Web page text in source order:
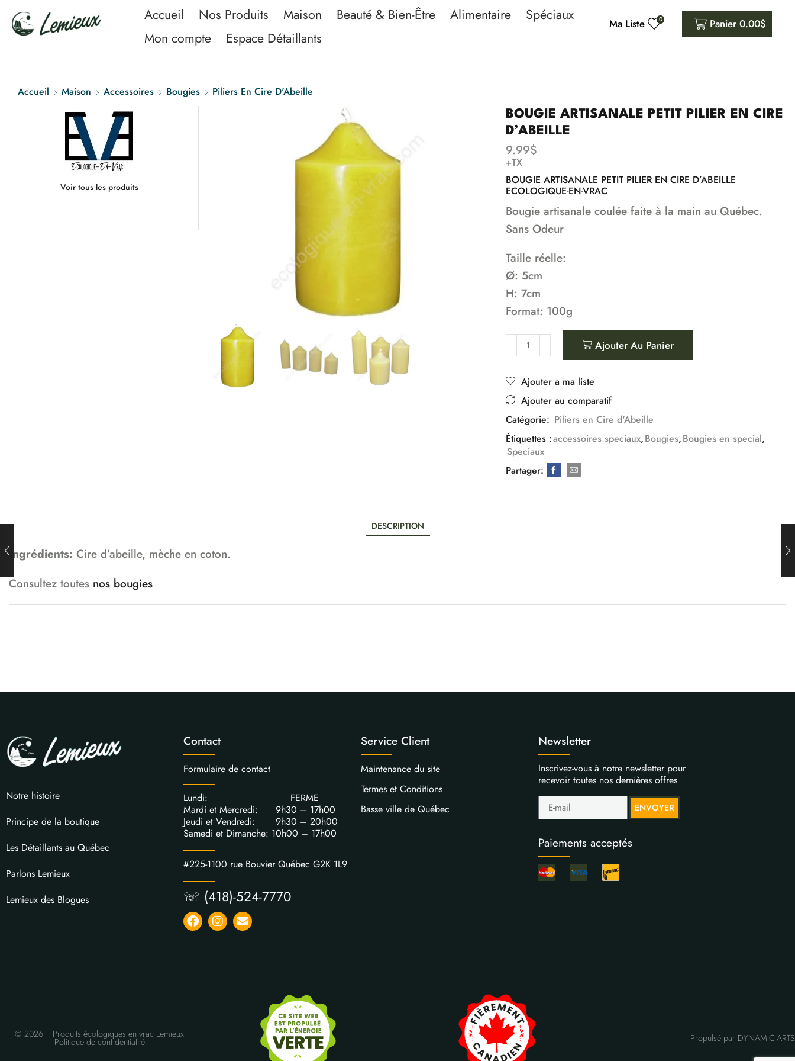
Accueil Nos Produits Maison Beauté & Bien-Être Alimentaire
Spéciaux
Mon compte
Espace Détaillants
Ma Liste 0 Panier 0.00$
Accueil Maison Accessoires Bougies Piliers En Cire D'Abeille
BOUGIE ARTISANALE PETIT PILIER EN CIRE
D’ABEILLE
9.99$
+TX
BOUGIE ARTISANALE PETIT PILIER EN CIRE D’ABEILLE
ECOLOGIQUE-EN-VRAC
Bougie artisanale coulée faite à la main au Québec.
Sans Odeur
Taille réelle:
Ø: 5cm
H: 7cm
Format: 100g
Ajouter Au Panier
Ajouter a ma liste
Ajouter au comparatif
Catégorie: Piliers en Cire d'Abeille
Étiquettes :accessoires speciaux,Bougies,Bougies en special,
Speciaux
Partager:
Voir tous les produits
DESCRIPTION
Ingrédients: Cire d’abeille, mèche en coton.
Consultez toutes nos bougies
Notre histoire
Principe de la boutique
Les Détaillants au Québec
Parlons Lemieux
Lemieux des Blogues
Contact
Formulaire de contact
Lundi: FERME
Mardi et Mercredi: 9h30 – 17h00
Jeudi et Vendredi: 9h30 – 20h00
Samedi et Dimanche: 10h00 – 17h00
#225-1100 rue Bouvier Québec G2K 1L9
☏ (418)-524-7770
Service Client
Maintenance du site
Termes et Conditions
Basse ville de Québec
Newsletter
Inscrivez-vous à notre newsletter pour
recevoir toutes nos dernières offres
ENVOYER
Paiements acceptés
© 2026 Produits écologiques en vrac Lemieux
Politique de confidentialité Propulsé par DYNAMIC-ARTS